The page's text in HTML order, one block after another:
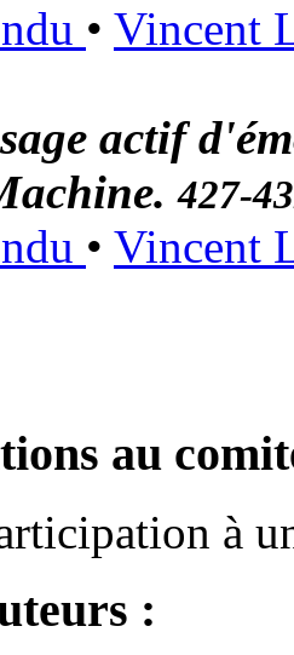
• Vincent
actif
427-
• Vincent
au
à
: